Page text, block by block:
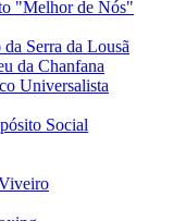
"Melhor de Nós"
Serra da Lousã
da Chanfana
Universalista
Social